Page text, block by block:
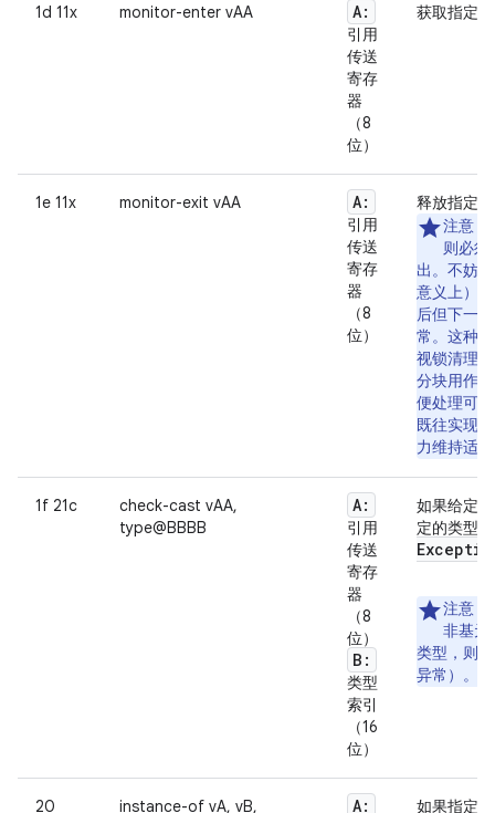
1d 11x monitor-enter vAA A:
引用
传送
寄存
器
（8
位）
获取指定
1e 11x monitor-exit vAA A:
引用
传送
寄存
器
（8
位）
释放指定
注意
则必须
出。不妨
意义上）
后但下一
常。 这种
视锁清理
分块用作
便处理可
既往实现
力维持适
1f 21c
check-cast vAA,
type@BBBB
A:
引用
传送
寄存
器
（8
位）
B:
类型
索引
（16
位）
如果给定
定的类型
注意
非基元
类型，则
异常）。
20 instance-of vA, vB, A: 如果指定